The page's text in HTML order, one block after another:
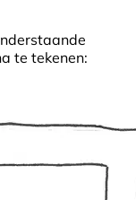
te tekenen: